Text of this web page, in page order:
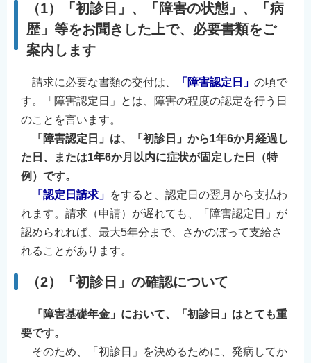
（1）「初診日」、「障害の状態」、「病
歴」等をお聞きした上で、必要書類をご
案内します
請求に必要な書類の交付は、 「障害認定日」 の頃で
す。「障害認定日」とは、障害の程度の認定を行う日
のことを言います。
「障害認定日」は、「初診日」から1年6か月経過し
た日、または1年6か月以内に症状が固定した日（特
例）です。
「認定日請求」 をすると、認定日の翌月から支払わ
れます。請求（申請）が遅れても、「障害認定日」が
認められれば、最大5年分まで、さかのぼって支給さ
れることがあります。
（2）「初診日」の確認について
「障害基礎年金」において、「初診日」はとても重
要です。
そのため、「初診日」を決めるために、発病してか